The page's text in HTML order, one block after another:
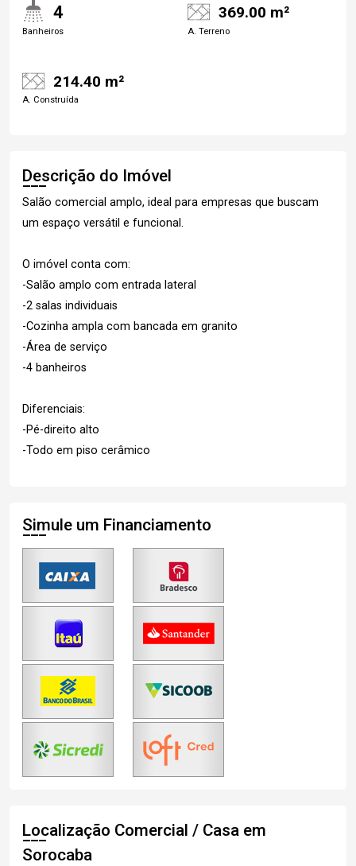
4
Banheiros
369.00 m²
A. Terreno
214.40 m²
A. Construída
Descrição do Imóvel
Salão comercial amplo, ideal para empresas que buscam
um espaço versátil e funcional.
O imóvel conta com:
-Salão amplo com entrada lateral
-2 salas individuais
-Cozinha ampla com bancada em granito
-Área de serviço
-4 banheiros
Diferenciais:
-Pé-direito alto
-Todo em piso cerâmico
Simule um Financiamento
Localização Comercial / Casa em
Sorocaba